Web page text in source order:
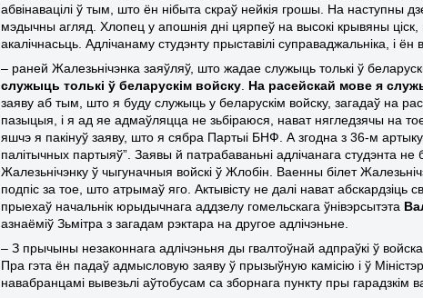
абвінавацілі ў тым, што ён нібыта скраў нейкія грошы. На наступны
мэдычны агляд. Хлопец у апошнія дні цярпеў на высокі крывяны ціск,
акалічнасьць. Адлічанаму студэнту прыставілі суправаджальніка, і ён
– раней Жалезьнічэнка заяўляў, што жадае служыць толькі ў
служыць толькі ў беларускім войску На расейскай мове я
заяву аб тым, што я буду служыць у беларускім войску, загадаў на
пазыцыя, і я ад яе адмаўляцца не зьбіраюся, нават нягледзячы на
яшчэ я пакінуў заяву, што я сябра Партыі БНФ. А згодна з36-м
палітычных партыяў”. Заявы й патрабаваньні адлічанага студэнта не
Жалезьнічэнку ў чыгуначныя войскі ў Жлобін. Ваенны білет
подпіс за тое, што атрымаў яго. Актывісту не далі нават абскардзіць
прыехаў начальнік юрыдычнага аддзелу гомельскагаўнівэрсытэта
азнаёміў Зьмітра з загадам рэктара на другое адлічэньне.
– З прычыны незаконнага адлічэньня ды гвалтоўнай адпраўкі ў
Пра гэта ён падаў адмысловую заяву ў прызыўную камісію і ў
навабранцамі вывезьлі аўтобусам са зборнага пункту пры гарадзкім